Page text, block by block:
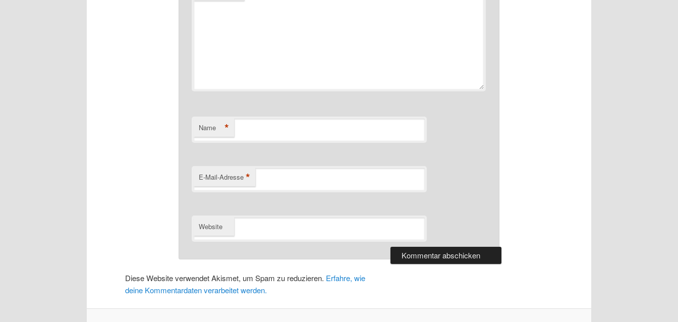
Name *
E-Mail-Adresse *
Website
Diese Website verwendet Akismet, um Spam zu reduzieren. Erfahre, wie
deine Kommentardaten verarbeitet werden.